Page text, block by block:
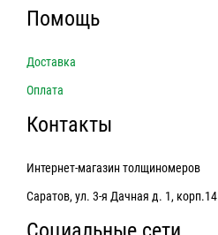
Помощь
Доставка
Оплата
Контакты
Интернет-магазин толщиномеров
Саратов, ул. 3-я Дачная д. 1, корп.14